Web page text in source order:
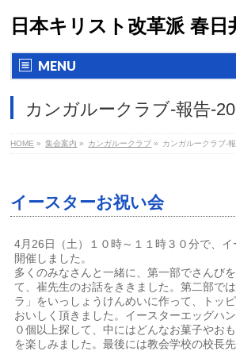
日本キリスト改革派 春日
MENU
カンガルークラブ-報告-
HOME » 集会案内 » カンガルークラブ » カンガルークラブ-
イースターお祝い会
4月26日（土）１０時～１１時３０分で、
開催しました。
多くのみなさんと一緒に、第一部でさんび
て、崔先生のお話をききました。第二部で
ラ」をいっしょうけんめいに作って、トッ
おいしく頂きました。イースターエッグハ
０個以上探して、中にはどんなお菓子やお
を楽しみました。最後には教会学校の校長